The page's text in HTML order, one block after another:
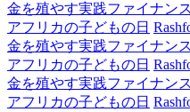
金を殖やす実践ファイナン
アフリカの子どもの日
金を殖やす実践ファイナン
アフリカの子どもの日
金を殖やす実践ファイナン
アフリカの子どもの日